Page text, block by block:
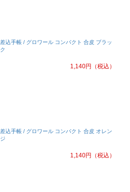
差込手帳 / グロワール コンパクト 合皮 ブラッ
ク
1,140円 （税込）
差込手帳 / グロワール コンパクト 合皮 オレン
ジ
1,140円 （税込）